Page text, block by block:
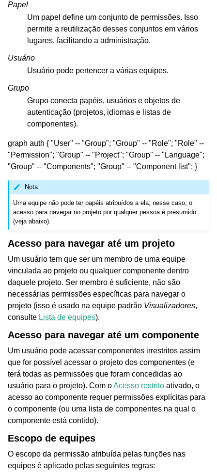
Papel
Um papel define um conjunto de permissões. Isso
permite a reutilização desses conjuntos em vários
lugares, facilitando a administração.
Usuário
Usuário pode pertencer a várias equipes.
Grupo
Grupo conecta papéis, usuários e objetos de
autenticação (projetos, idiomas e listas de
componentes).
graph auth { "User" -- "Group"; "Group" -- "Role"; "Role" --
"Permission"; "Group" -- "Project"; "Group" -- "Language";
"Group" -- "Components"; "Group" -- "Component list"; }
Nota
Uma equipe não pode ter papéis atribuídos a ela; nesse caso, o
acesso para navegar no projeto por qualquer pessoa é presumido
(veja abaixo).
Acesso para navegar até um projeto
Um usuário tem que ser um membro de uma equipe
vinculada ao projeto ou qualquer componente dentro
daquele projeto. Ser membro é suficiente, não são
necessárias permissões específicas para navegar o
projeto (isso é usado na equipe padrão Visualizadores,
consulte Lista de equipes).
Acesso para navegar até um componente
Um usuário pode acessar componentes irrestritos assim
que for possível acessar o projeto dos componentes (e
terá todas as permissões que foram concedidas ao
usuário para o projeto). Com oAcesso restrito ativado, o
acesso ao componente requer permissões explícitas para
o componente (ou uma lista de componentes na qual o
componente está contido).
Escopo de equipes
O escopo da permissão atribuída pelas funções nas
equipes é aplicado pelas seguintes regras: